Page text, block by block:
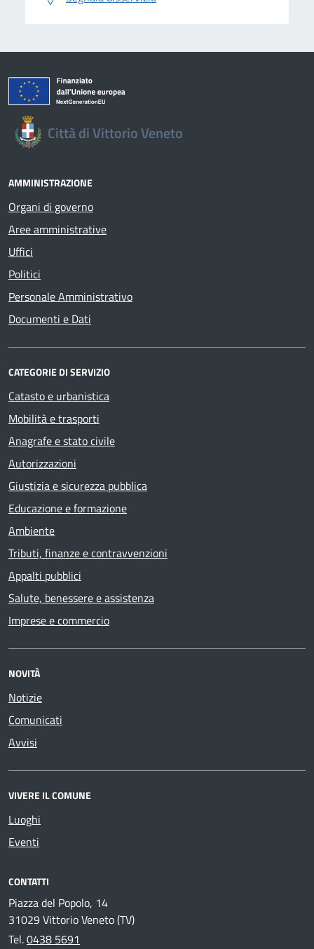
Città di Vittorio Veneto
AMMINISTRAZIONE
Organi di governo
Aree amministrative
Uffici
Politici
Personale Amministrativo
Documenti e Dati
CATEGORIE DI SERVIZIO
Catasto e urbanistica
Mobilità e trasporti
Anagrafe e stato civile
Autorizzazioni
Giustizia e sicurezza pubblica
Educazione e formazione
Ambiente
Tributi, finanze e contravvenzioni
Appalti pubblici
Salute, benessere e assistenza
Imprese e commercio
NOVITÀ
Notizie
Comunicati
Avvisi
VIVERE IL COMUNE
Luoghi
Eventi
CONTATTI
Piazza del Popolo, 14
31029 Vittorio Veneto (TV)
Tel.0438 5691